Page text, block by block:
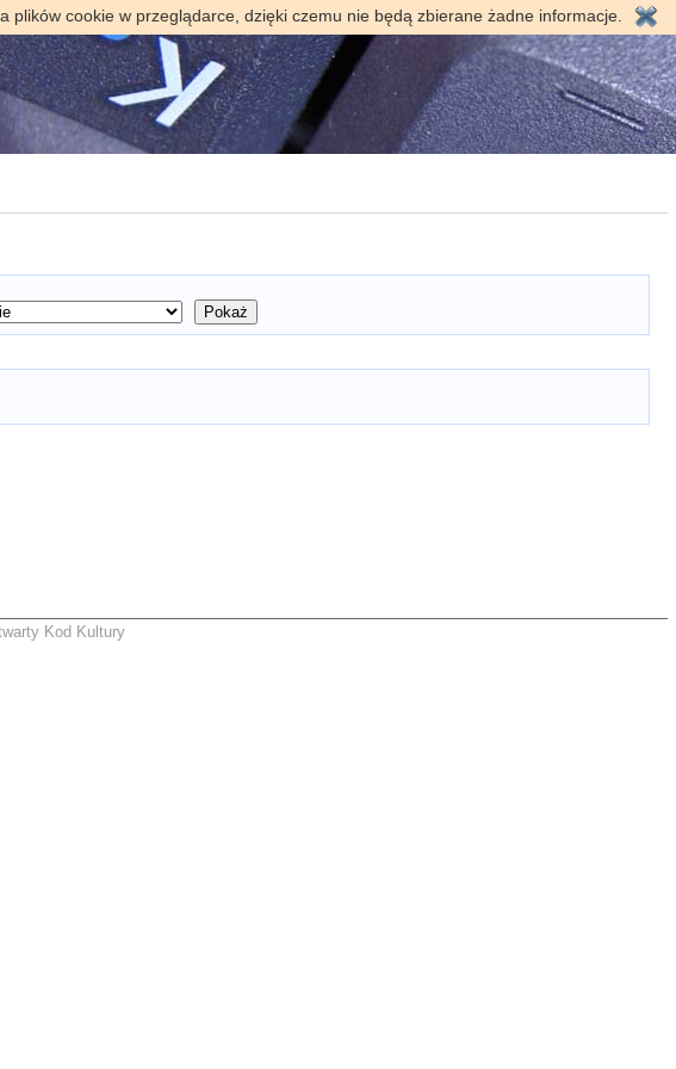
cookie w przeglądarce, dzięki czemu nie będą zbierane żadne informacje.
Kod Kultury